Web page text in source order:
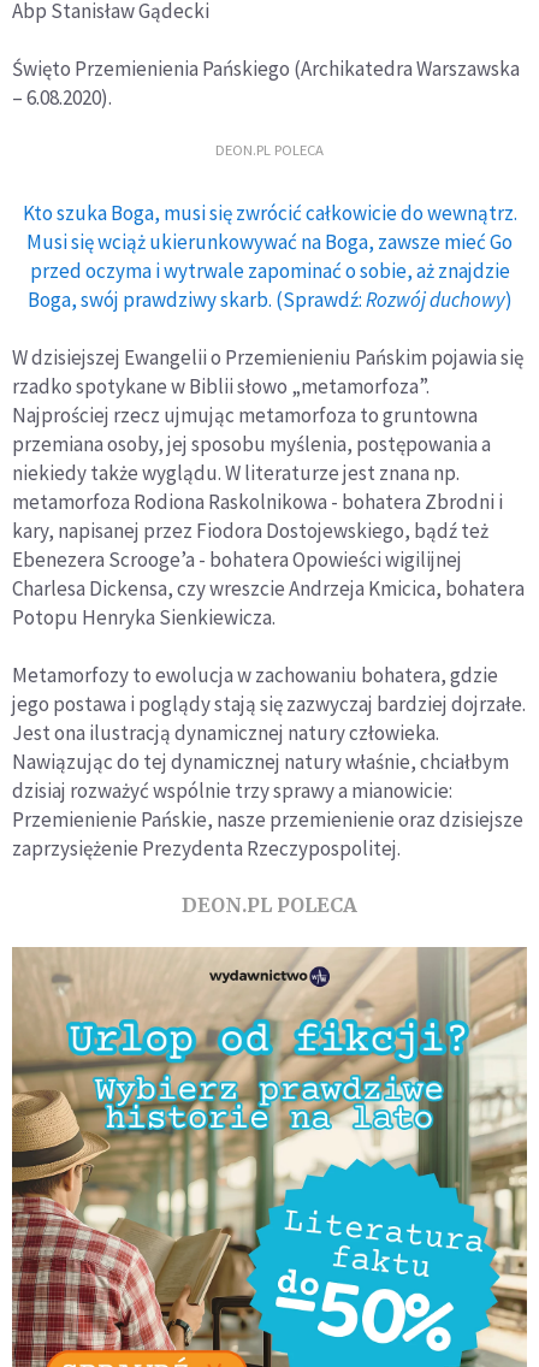
Abp Stanisław Gądecki
Święto Przemienienia Pańskiego (Archikatedra Warszawska
– 6.08.2020).
DEON.PL POLECA
Kto szuka Boga, musi się zwrócić całkowicie do wewnątrz.
Musi się wciąż ukierunkowywać na Boga, zawsze mieć Go
przed oczyma i wytrwale zapominać o sobie, aż znajdzie
Boga, swój prawdziwy skarb. (Sprawdź:Rozwój duchowy)
W dzisiejszej Ewangelii o Przemienieniu Pańskim pojawia się
rzadko spotykane w Biblii słowo „metamorfoza”.
Najprościej rzecz ujmując metamorfoza to gruntowna
przemiana osoby, jej sposobu myślenia, postępowania a
niekiedy także wyglądu. W literaturze jest znana np.
metamorfoza Rodiona Raskolnikowa - bohatera Zbrodni i
kary, napisanej przez Fiodora Dostojewskiego, bądź też
Ebenezera Scrooge’a - bohatera Opowieści wigilijnej
Charlesa Dickensa, czy wreszcie Andrzeja Kmicica, bohatera
Potopu Henryka Sienkiewicza.
Metamorfozy to ewolucja w zachowaniu bohatera, gdzie
jego postawa i poglądy stają się zazwyczaj bardziej dojrzałe.
Jest ona ilustracją dynamicznej natury człowieka.
Nawiązując do tej dynamicznej natury właśnie, chciałbym
dzisiaj rozważyć wspólnie trzy sprawy a mianowicie:
Przemienienie Pańskie, nasze przemienienie oraz dzisiejsze
zaprzysiężenie Prezydenta Rzeczypospolitej.
DEON.PL POLECA